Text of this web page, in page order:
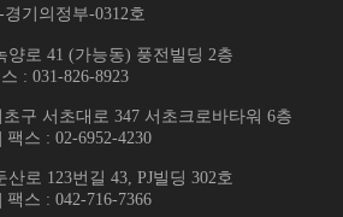
경기의정부-0312호
로 41 (가능동) 풍전빌딩 2층
: 031-826-8923
구 서초대로 347 서초크로바타워 6층
팩스 : 02-6952-4230
로 123번길 43, PJ빌딩 302호
팩스 : 042-716-7366